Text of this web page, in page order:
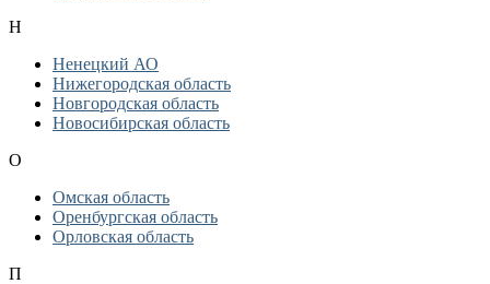
Н
Ненецкий АО
Нижегородская область
Новгородская область
Новосибирская область
О
Омская область
Оренбургская область
Орловская область
П